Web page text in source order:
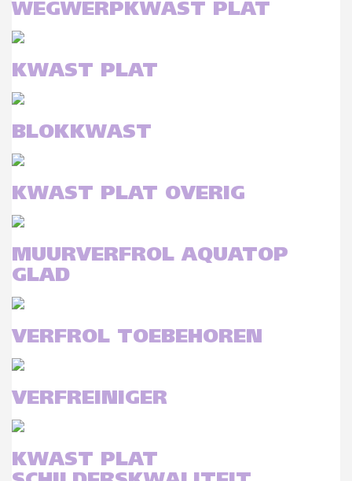
WEGWERPKWAST PLAT
KWAST PLAT
BLOKKWAST
KWAST PLAT OVERIG
MUURVERFROL AQUATOP
GLAD
VERFROL TOEBEHOREN
VERFREINIGER
KWAST PLAT